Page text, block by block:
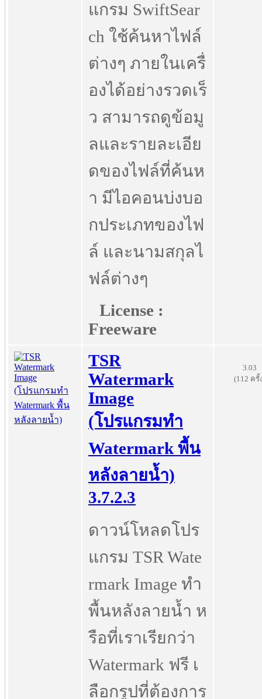
แกรม SwiftSear
ch ใช้ค้นหาไฟล์
ต่างๆ ภายในเครื่
องได้อย่างรวดเร็
ว สามารถดูข้อมู
ลและรายละเอีย
ดของไฟล์ที่ค้นห
า มีไอคอนบ่งบอ
กประเภทของไฟ
ล์ และนามสกุลไ
ฟล์ต่างๆ
License :
Freeware
TSR
Watermark
Image
(โปรแกรมทำ
Watermark พื้น
หลังลายน้ำ)
3.7.2.3
ดาวน์โหลดโปร
แกรม TSR Wate
rmark Image ทำ
พื้นหลังลายน้ำ ห
รือที่เราเรียกว่า
Watermark ฟรี เ
ลือกรูปที่ต้องการ
3.03
(112 ครั้